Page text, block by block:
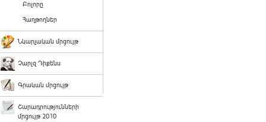
Բոլորը
Հաղթողներ
Նկարչական մրցույթ
Չարլզ Դիքենս
Գրական մրցույթ
Շարադրությունների
մրցույթ 2010